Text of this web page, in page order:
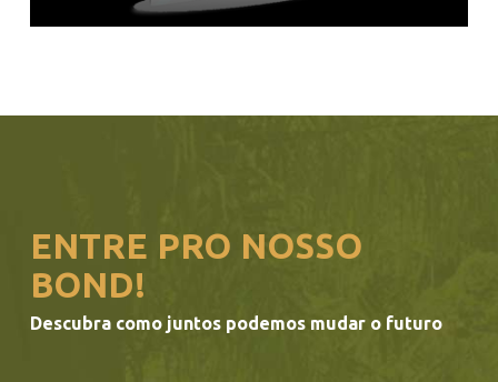
ENTRE PRO NOSSO
BOND!
Descubra como juntos podemos mudar o futuro